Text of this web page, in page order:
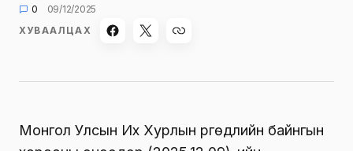
0
09/12/2025
ХУВААЛЦАХ
Монгол Улсын Их Хурлын Өргөдлийн байнгын